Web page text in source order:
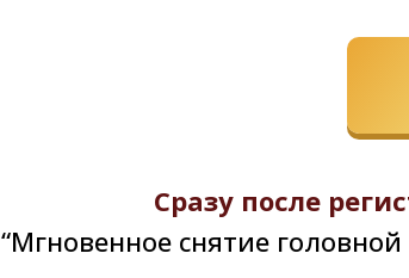
Сразу после
“Мгновенное снятие